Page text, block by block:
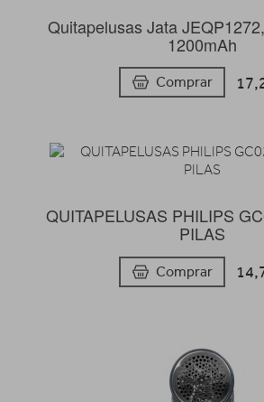
Quitapelusas Jata
1200mAh
Comprar
QUITAPELUSAS PHILIPS
PILAS
Comprar